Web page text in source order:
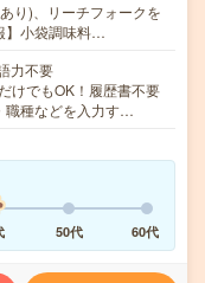
り)、リーチフォークを
】小袋調味料…
力不要
けでもOK！履歴書不要
職種などを入力す…
50代 60代